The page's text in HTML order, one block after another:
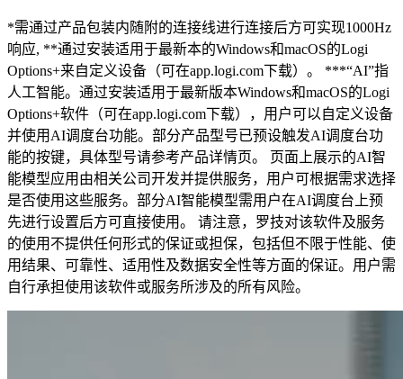
*需通过产品包装内随附的连接线进行连接后方可实现1000Hz
响应, **通过安装适用于最新本的Windows和macOS的Logi
Options+来自定义设备（可在app.logi.com下载）。 ***“AI”指
人工智能。通过安装适用于最新版本Windows和macOS的Logi
Options+软件（可在app.logi.com下载），用户可以自定义设备
并使用AI调度台功能。部分产品型号已预设触发AI调度台功
能的按键，具体型号请参考产品详情页。 页面上展示的AI智
能模型应用由相关公司开发并提供服务，用户可根据需求选择
是否使用这些服务。部分AI智能模型需用户在AI调度台上预
先进行设置后方可直接使用。 请注意，罗技对该软件及服务
的使用不提供任何形式的保证或担保，包括但不限于性能、使
用结果、可靠性、适用性及数据安全性等方面的保证。用户需
自行承担使用该软件或服务所涉及的所有风险。